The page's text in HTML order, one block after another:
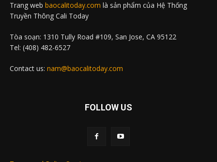
Trang web baocalitoday.com là sản phẩm của Hệ Thống
Truyền Thông Cali Today
Tòa soạn: 1310 Tully Road #109, San Jose, CA 95122
Tel: (408) 482-6527
Contact us: nam@baocalitoday.com
FOLLOW US